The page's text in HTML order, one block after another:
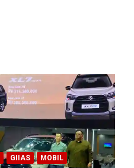
GIIAS MOBIL